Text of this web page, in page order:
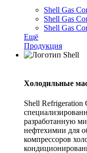
Shell Gas
Shell Gas
Shell Gas
Ещё
Продукция
Холодильные
Shell Refrigeration
разработанную
нефтехимии для
компрессоров